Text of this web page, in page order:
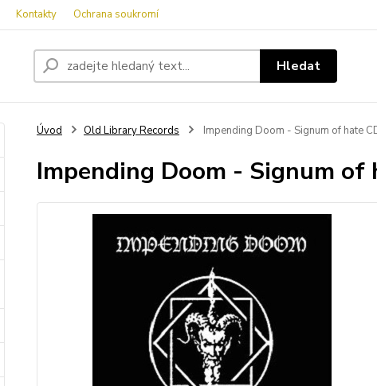
Kontakty Ochrana soukromí
Hledat
Úvod Old Library Records Impending Doom - Signum of hate
Impending Doom - Signum of